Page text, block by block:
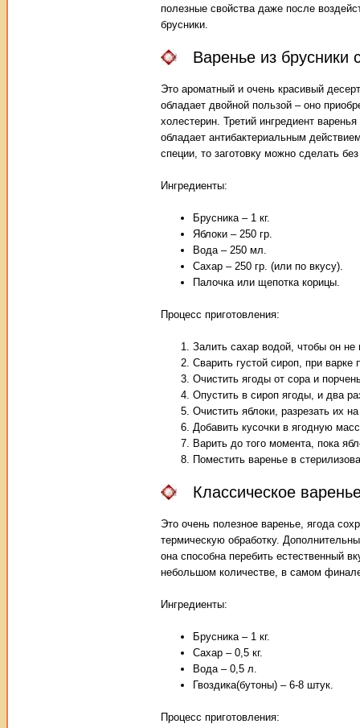
полезные свойства даже после
брусники.
Варенье из брусники
Это ароматный и очень красивый
обладает двойной пользой – оно
холестерин. Третий ингредиент
обладает антибактериальным
специи, то заготовку можно сделать
Ингредиенты:
Брусника – 1 кг.
Яблоки – 250 гр.
Вода – 250 мл.
Сахар – 250 гр. (или по вкусу).
Палочка или щепотка корицы.
Процесс приготовления:
Залить сахар водой, чтобы он
Сварить густой сироп, при варке
Очистить ягоды от сора и
Опустить в сироп ягоды, и два
Очистить яблоки, разрезать их
Добавить кусочки в ягодную
Варить до того момента, пока
Поместить варенье в
Классическое
Это очень полезное варенье, ягода
термическую обработку.
она способна перебить естественный
небольшом количестве, в самом
Ингредиенты:
Брусника – 1 кг.
Сахар – 0,5 кг.
Вода – 0,5 л.
Гвоздика(бутоны) – 6-8 штук.
Процесс приготовления: